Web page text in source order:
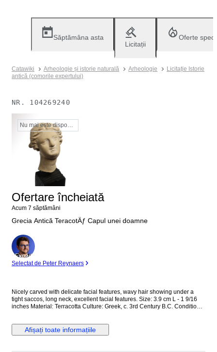
Săptămâna asta
Licitații
Oferte
Catawiki Arheologie și istorie naturală Arheologie
Licitație Istorie
antică (comorile expertului)
NR. 104269240
Nu mai este disponibil
Ofertare încheiată
Acum 7 săptămâni
Grecia Antică TeracotÄƒ Capul unei doamne
Expert
Selectat de Peter Reynaers
Nicely carved with delicate facial features, wavy hair showing under a
tight saccos, long neck, excellent facial features. Size: 3.9 cm L - 1 9/16
inches Material: Terracotta Culture: Greek, c. 3rd Century B.C. Condition:
guarantees that this item has been legally acquired & will be legally
exported, related documents seen by Catawiki. This item do not need an
UK export licence outside the EU Worldwide shipping by Registered Mail.
Afișați toate informațiile